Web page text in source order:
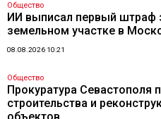
Общество
ИИ выписал первый штраф
земельном участке в
08.08.2026 10:21
Общество
Прокуратура Севастополя
строительства и